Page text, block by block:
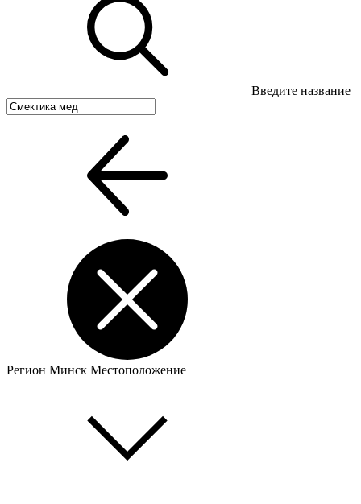
Введите название
Регион Минск Местоположение